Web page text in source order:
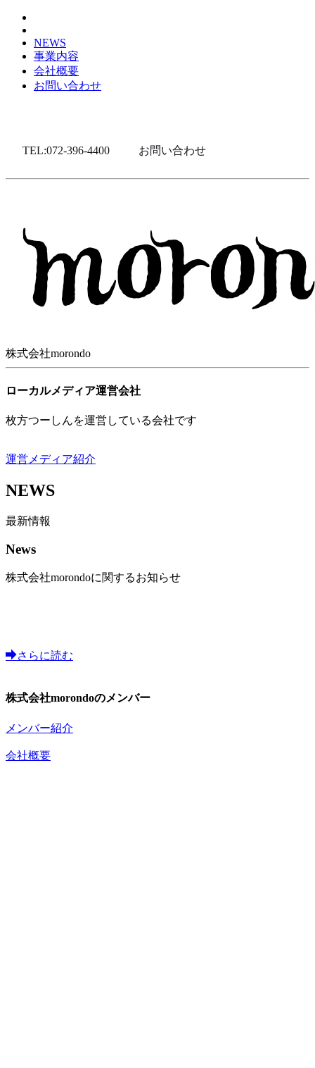
NEWS
事業内容
会社概要
お問い合わせ
TEL:072-396-4400 お問い合わせ
株式会社morondo
ローカルメディア運営会社
枚方つーしんを運営している会社です
運営メディア紹介
NEWS
最新情報
News
株式会社morondoに関するお知らせ
さらに読む
株式会社morondoのメンバー
メンバー紹介
会社概要